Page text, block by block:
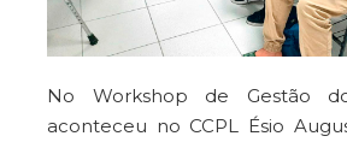
No Workshop de Gestão
aconteceu no CCPL Ésio